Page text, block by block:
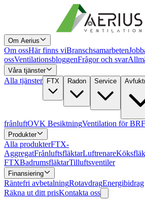
Om Aerius
Om ossHär finns viBranschsamarbeten
ossVentilationsbloggenFrågor och svar
Våra tjänster
Alla tjänster FTX Radon Service
frånluftOVK BesiktningVentilation för BRF
Produkter
Alla produkterFTX-
AggregatFrånluftsfläktarLuftrenare
FTXBadrumsfläktarTilluftsventiler
Finansiering
Räntefri avbetalningRotavdragEnergibidrag
Räkna ut ditt prisKontakta oss